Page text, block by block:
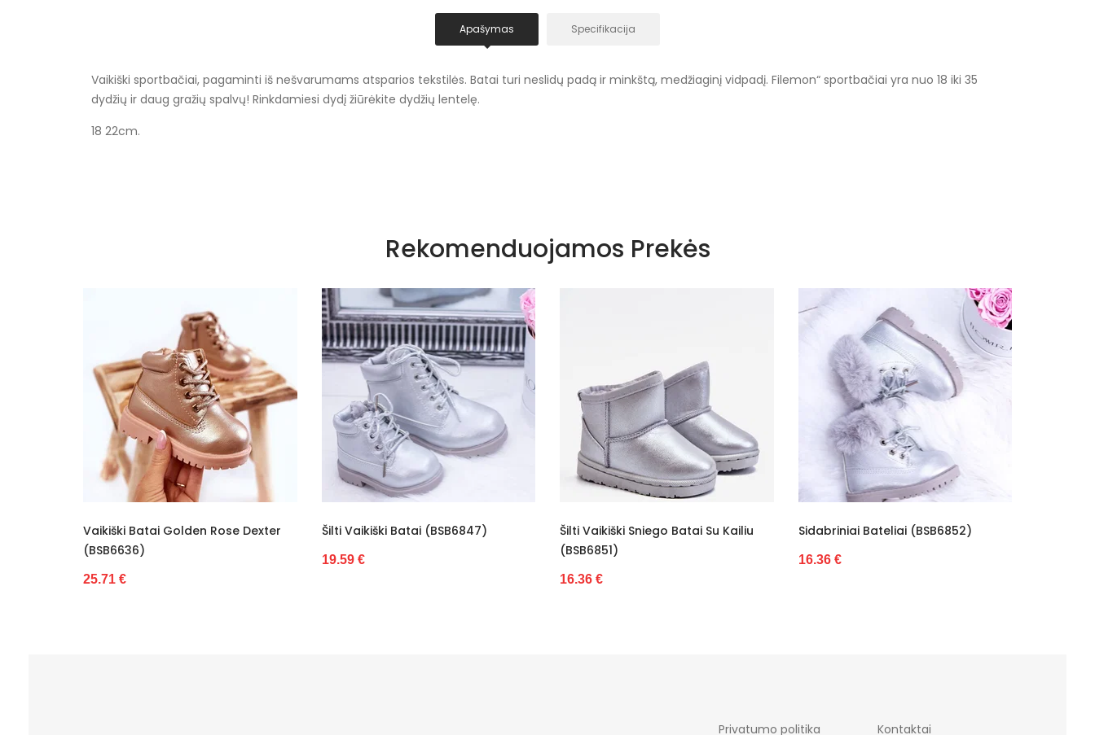
Apašymas Specifikacija
Vaikiški sportbačiai, pagaminti iš nešvarumams atsparios tekstilės. Batai turi neslidų padą ir minkštą, medžiaginį vidpadį. Filemon“ sportbačiai yra nuo 18 iki 35
dydžių ir daug gražių spalvų! Rinkdamiesi dydį žiūrėkite dydžių lentelę.
18 22cm.
Suvarstomi
Tekstilė
Platforma / padas 1,5 cm
Pamušalas Nėra
Kulno tipas Be kulno
Bendras ilgis 6 cm
Kategorija Mergaitiška
Viršutinis plotis
Valdiklis
Rekomenduojamos Prekės
Rose Dexter Šilti Vaikiški Batai (BSB6847)
Šilti Vaikiški Sniego Batai Su Kailiu
Sidabriniai Bateliai (BSB6852) Rožiniai Kūdikių Bateliai (BSB6853)
Privatumo politika Kontaktai